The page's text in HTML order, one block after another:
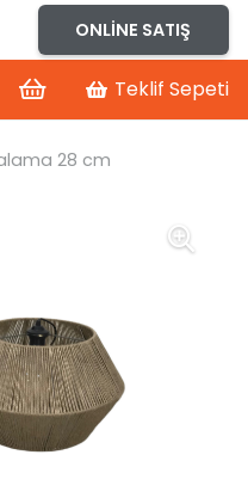
ONLINE SATIŞ
Teklif Sepeti
28 cm